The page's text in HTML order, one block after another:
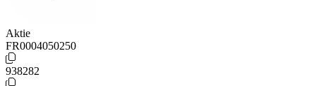
Aktie
FR0004050250
938282